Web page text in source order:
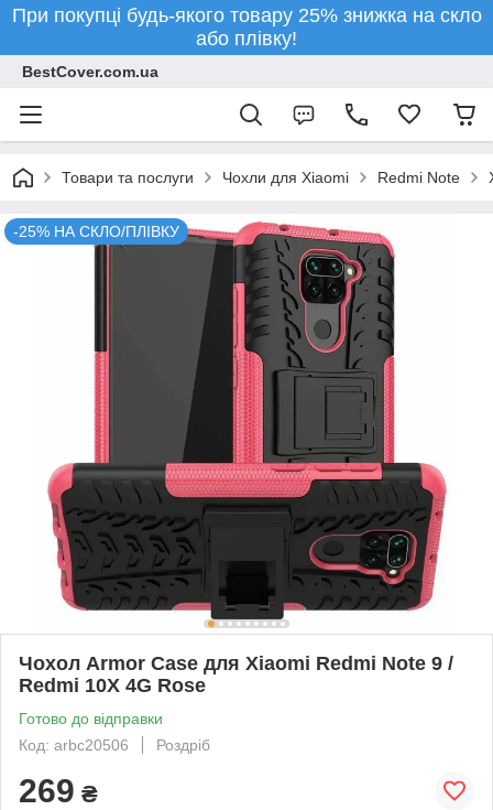
При покупці будь-якого товару 25% знижка на скло
або плівку!
BestCover.com.ua
Товари та послуги Чохли для Xiaomi Redmi Note
-25% НА СКЛО/ПЛІВКУ
Чохол Armor Case для Xiaomi Redmi Note 9 /
Redmi 10X 4G Rose
Готово до відправки
Код: arbc20506
Роздріб
269 ₴